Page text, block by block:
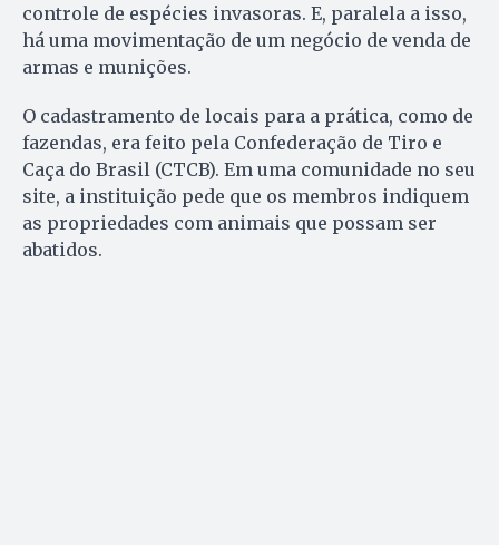
controle de espécies invasoras. E, paralela a isso,
há uma movimentação de um negócio de venda de
armas e munições.
O cadastramento de locais para a prática, como de
fazendas, era feito pela Confederação de Tiro e
Caça do Brasil (CTCB). Em uma comunidade no seu
site, a instituição pede que os membros indiquem
as propriedades com animais que possam ser
abatidos.